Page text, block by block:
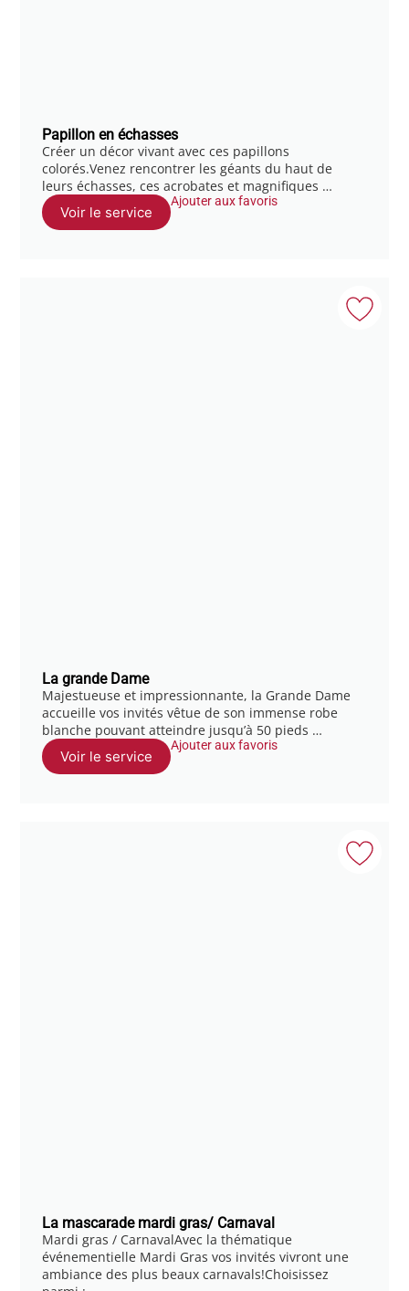
Papillon en échasses
Créer un décor vivant avec ces papillons
colorés.Venez rencontrer les géants du haut de
leurs échasses, ces acrobates et magnifiques …
Voir le service
Ajouter aux favoris
La grande Dame
Majestueuse et impressionnante, la Grande Dame
accueille vos invités vêtue de son immense robe
blanche pouvant atteindre jusqu’à 50 pieds …
Voir le service
Ajouter aux favoris
La mascarade mardi gras/ Carnaval
Mardi gras / CarnavalAvec la thématique
événementielle Mardi Gras vos invités vivront une
ambiance des plus beaux carnavals!Choisissez